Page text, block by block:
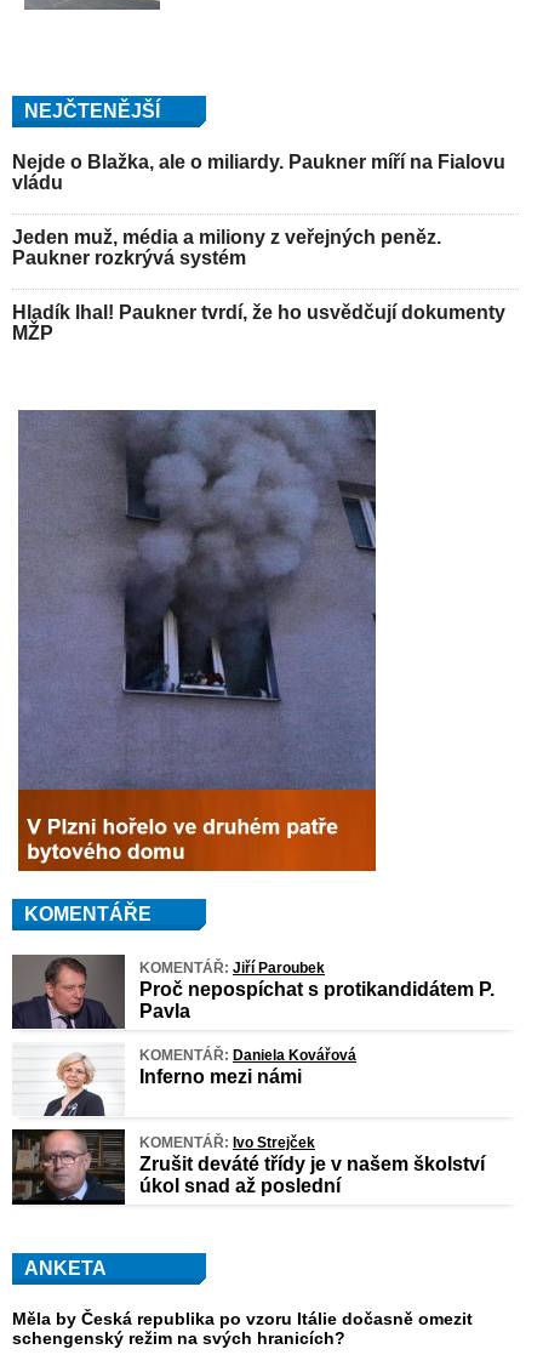
NEJČTENĚJŠÍ
Nejde o Blažka, ale o miliardy. Paukner míří na Fialovu
vládu
Jeden muž, média a miliony z veřejných peněz.
Paukner rozkrývá systém
Hladík lhal! Paukner tvrdí, že ho usvědčují dokumenty
MŽP
KOMENTÁŘE
KOMENTÁŘ: Jiří Paroubek
Proč nepospíchat s protikandidátem P.
Pavla
KOMENTÁŘ: Daniela Kovářová
Inferno mezi námi
KOMENTÁŘ: Ivo Strejček
Zrušit deváté třídy je v našem školství
úkol snad až poslední
ANKETA
Měla by Česká republika po vzoru Itálie dočasně omezit
schengenský režim na svých hranicích?